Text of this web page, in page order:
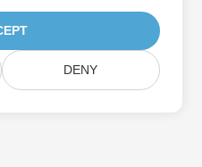
DENY